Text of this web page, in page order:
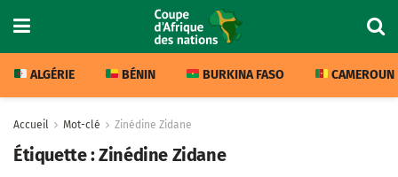
ALGÉRIE BÉNIN BURKINA FASO CAMEROUN
Accueil Mot-clé Zinédine Zidane
Étiquette :Zinédine Zidane